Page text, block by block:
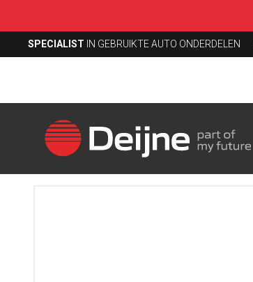
SPECIALIST IN GEBRUIKTE AUTO ONDERDELEN